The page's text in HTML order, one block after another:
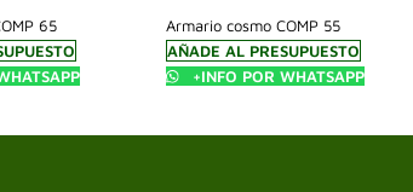
65
Armario cosmo COMP 55
AÑADE AL PRESUPUESTO
+INFO POR WHATSAPP